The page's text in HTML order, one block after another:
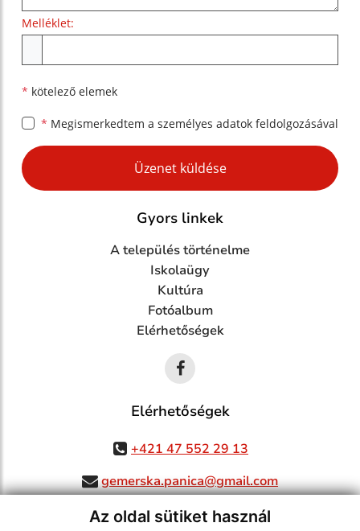
Az oldal sütiket használ
Melléklet:
* kötelező elemek
* Megismerkedtem a személyes adatok feldolgozásával
Google reCaptcha Response
Üzenet küldése
Gyors linkek
A település történelme
Iskolaügy
Kultúra
Fotóalbum
Elérhetőségek
Elérhetőségek
+421 47 552 29 13
gemerska.panica@gmail.com